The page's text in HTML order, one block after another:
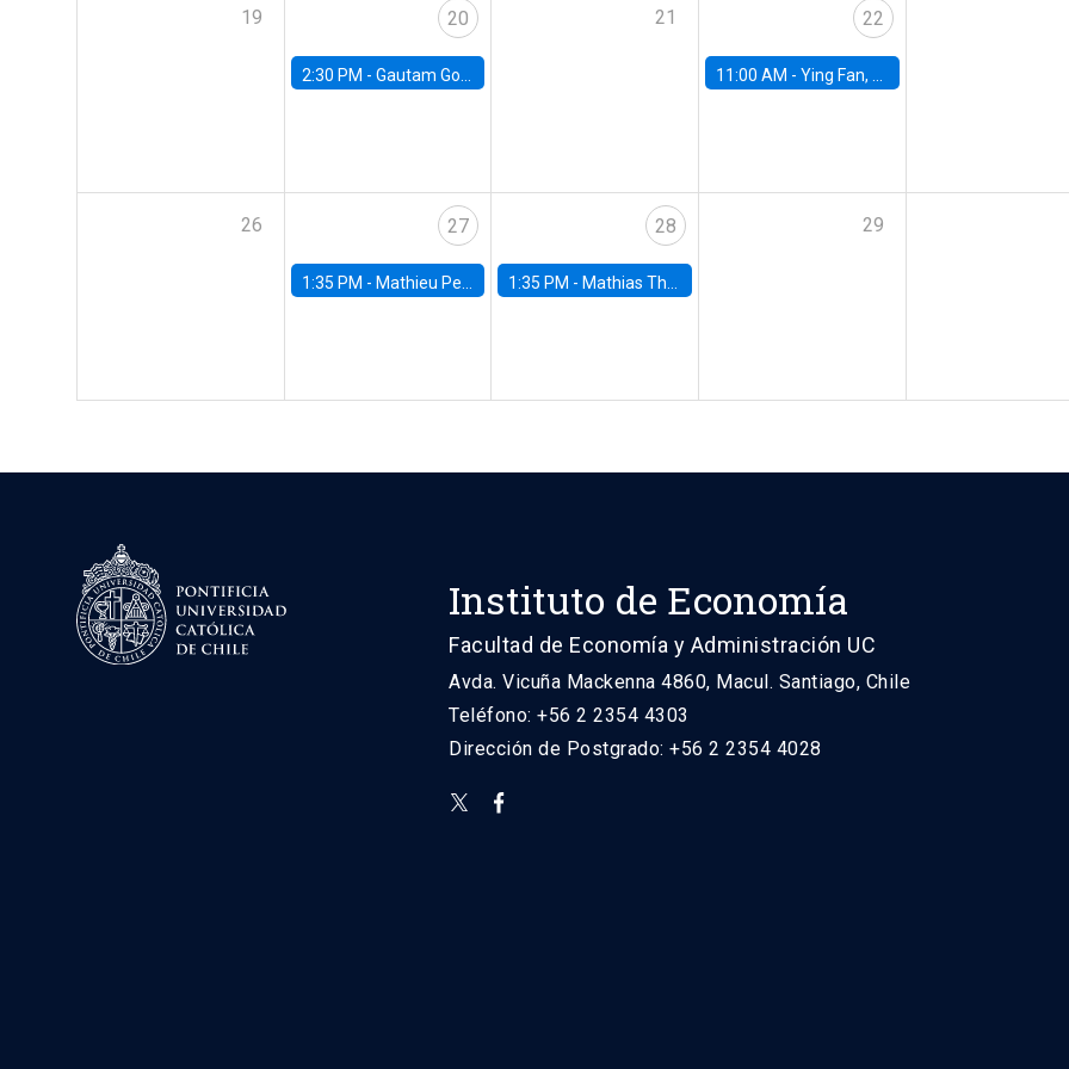
19 20
2:30 PM - Gautam Gowrisankaran, Columbia University
21 22
11:00 AM -Ying Fan, University of Michigan
26 27
1:35 PM - Mathieu Pedemonte, IDB
28
1:35 PM - Mathias Thoenig, University of Lausanne
29
Instituto de Economía
Facultad de Economía y Administración UC
Avda. Vicuña Mackenna 4860, Macul. Santiago, Chile
Teléfono: +56 2 2354 4303
Dirección de Postgrado: +56 2 2354 4028